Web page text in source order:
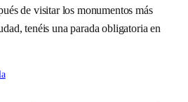
de visitar los monumentos más
tenéis una parada obligatoria en